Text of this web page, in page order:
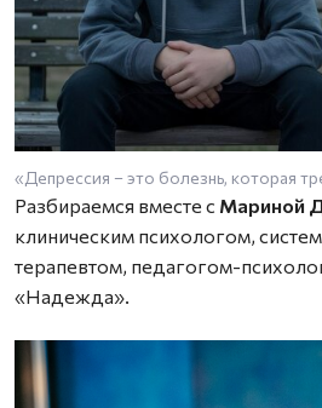
«Депрессия – это болезнь, которая
Разбираемся вместе с Мариной
клиническим психологом,
терапевтом, педагогом-
«Надежда».